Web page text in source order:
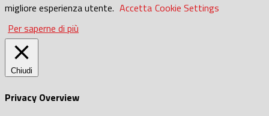
migliore esperienza utente. Accetta Cookie Settings
Per saperne di più
Chiudi
Privacy Overview